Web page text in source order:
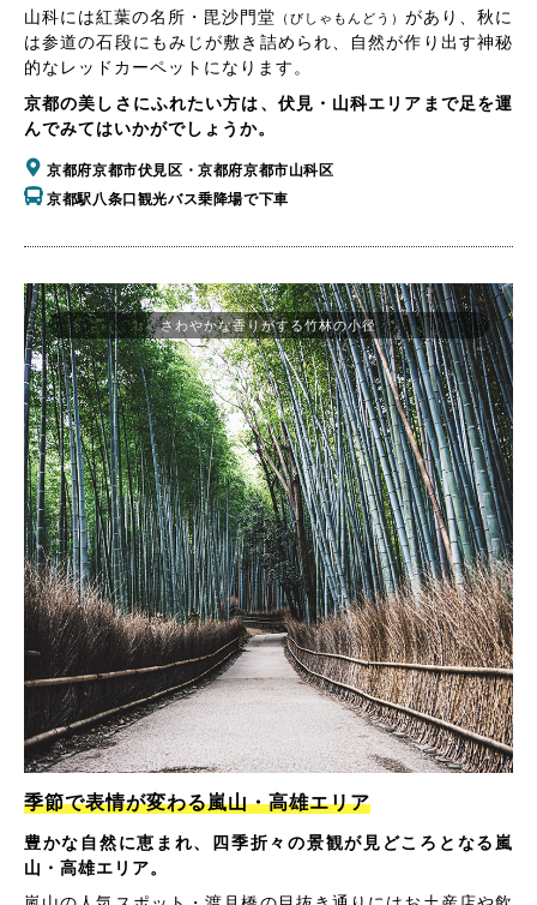
山科には紅葉の名所・毘沙門堂 （びしゃもんどう） があり、秋に
は参道の石段にもみじが敷き詰められ、自然が作り出す神秘
的なレッドカーペットになります。
京都の美しさにふれたい方は、伏見・山科エリアまで足を運
んでみてはいかがでしょうか。
京都府京都市伏見区・京都府京都市山科区
京都駅八条口観光バス乗降場で下車
さわやかな香りがする竹林の小径
季節で表情が変わる嵐山・高雄エリア
豊かな自然に恵まれ、四季折々の景観が見どころとなる嵐
山・高雄エリア。